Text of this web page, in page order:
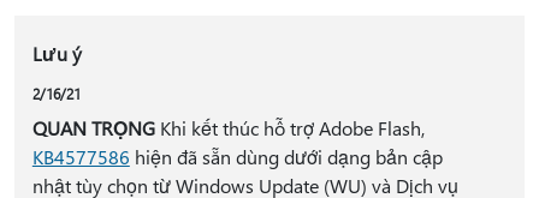
Lưu ý
2/16/21
QUAN TRỌNGKhi kết thúc hỗ trợ Adobe Flash,
KB4577586 hiện đã sẵn dùng dưới dạng bản cập
nhật tùy chọn từ Windows Update (WU) và Dịch vụ